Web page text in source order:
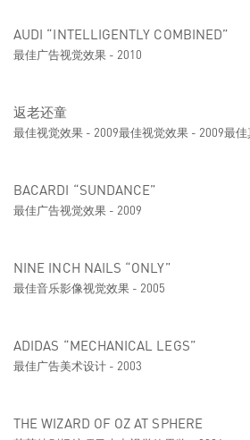
AUDI “INTELLIGENTLY COMBINED”
最佳广告视觉效果 - 2010
返老还童
最佳视觉效果 - 2009最佳视觉效果 - 2009最
BACARDI “SUNDANCE”
最佳广告视觉效果 - 2009
NINE INCH NAILS “ONLY”
最佳音乐影像视觉效果 - 2005
ADIDAS “MECHANICAL LEGS”
最佳广告美术设计 - 2003
THE WIZARD OF OZ AT SPHERE